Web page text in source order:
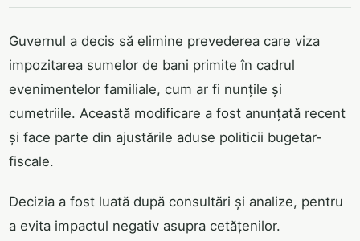
Guvernul a decis să elimine prevederea care viza
impozitarea sumelor de bani primite în cadrul
evenimentelor familiale, cum ar fi nunțile și
cumetriile. Această modificare a fost anunțată recent
și face parte din ajustările aduse politicii bugetar-
fiscale.
Decizia a fost luată după consultări și analize, pentru
a evita impactul negativ asupra cetățenilor.